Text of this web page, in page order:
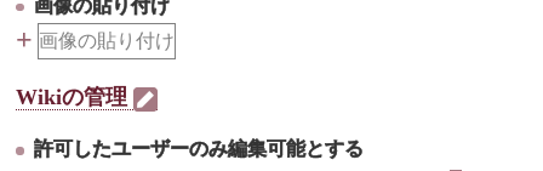
画像の貼り付け
+ 画像の貼り付け
Wikiの管理
許可したユーザーのみ編集可能とする